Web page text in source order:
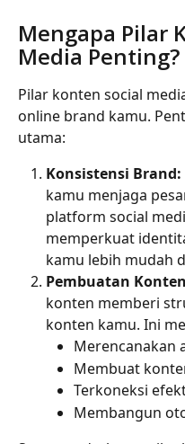
Mengapa Pilar
Media Penting?
Pilar konten social
online brand kamu.
utama:
Konsistensi Brand:
kamu menjaga
platform social
memperkuat
kamu lebih mudah
Pembuatan
konten memberi
konten kamu. Ini
Merencanakan
Membuat
Terkoneksi
Membangun